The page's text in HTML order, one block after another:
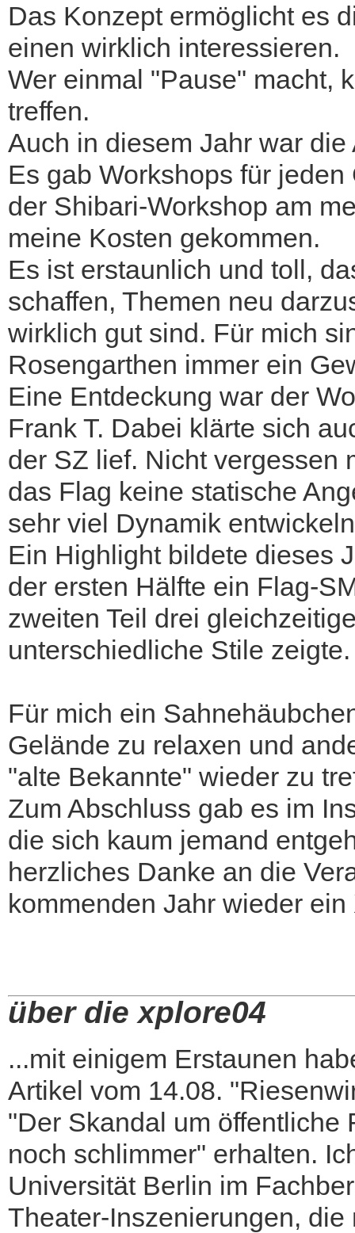
Das Konzept ermöglicht es
einen wirklich interessieren.
Wer einmal "Pause" macht,
treffen.
Auch in diesem Jahr war
Es gab Workshops für
der Shibari-Workshop am
meine Kosten gekommen.
Es ist erstaunlich und toll,
schaffen, Themen neu
wirklich gut sind. Für mich
Rosengarthen immer ein
Eine Entdeckung war der
Frank T. Dabei klärte sich
der SZ lief. Nicht vergessen
das Flag keine statische
sehr viel Dynamik
Ein Highlight bildete dieses
der ersten Hälfte ein Flag-
zweiten Teil drei
unterschiedliche Stile zeigte.
Für mich ein
Gelände zu relaxen und
"alte Bekannte" wieder zu
Zum Abschluss gab es im
die sich kaum jemand
herzliches Danke an die
kommenden Jahr wieder
über die xplore04
...mit einigem Erstaunen
Artikel vom 14.08.
"Der Skandal um öffentliche
noch schlimmer" erhalten.
Universität Berlin im
Theater-Inszenierungen,